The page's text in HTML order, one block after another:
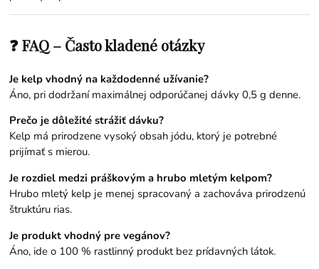
❓ FAQ – Často kladené otázky
Je kelp vhodný na každodenné užívanie?
Áno, pri dodržaní maximálnej odporúčanej dávky 0,5 g denne.
Prečo je dôležité strážiť dávku?
Kelp má prirodzene vysoký obsah jódu, ktorý je potrebné
prijímať s mierou.
Je rozdiel medzi práškovým a hrubo mletým kelpom?
Hrubo mletý kelp je menej spracovaný a zachováva prirodzenú
štruktúru rias.
Je produkt vhodný pre vegánov?
Áno, ide o 100 % rastlinný produkt bez prídavných látok.